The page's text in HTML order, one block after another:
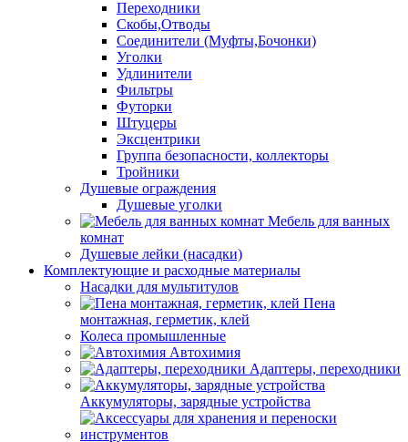
Переходники
Скобы,Отводы
Соединители (Муфты,Бочонки)
Уголки
Удлинители
Фильтры
Футорки
Штуцеры
Эксцентрики
Группа безопасности, коллекторы
Тройники
Душевые ограждения
Душевые уголки
Мебель для ванных
комнат
Душевые лейки (насадки)
Комплектующие и расходные материалы
Насадки для мультитулов
Пена
монтажная, герметик, клей
Колеса промышленные
Автохимия
Адаптеры, переходники
Аккумуляторы, зарядные устройства